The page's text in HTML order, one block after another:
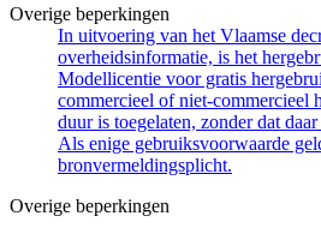
Overige beperkingen
In uitvoering van het Vlaamse
overheidsinformatie, is het
Modellicentie voor gratis
commercieel of niet-commercieel
duur is toegelaten, zonder dat
Als enige gebruiksvoorwaarde
bronvermeldingsplicht.
Overige beperkingen